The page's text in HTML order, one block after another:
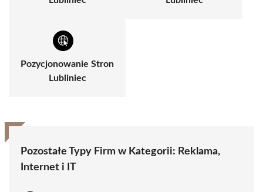
Pozycjonowanie Stron
Lubliniec
Pozostałe Typy Firm w Kategorii: Reklama,
Internet i IT